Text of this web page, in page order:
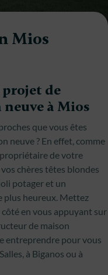
Mios
projet de
à Mios
que vous êtes
neuve ? En effet, comme
de votre
chères têtes blondes
potager et un
plus heureux. Mettez
en vous appuyant sur
de maison
entreprendre pour vous
à Biganos ou à